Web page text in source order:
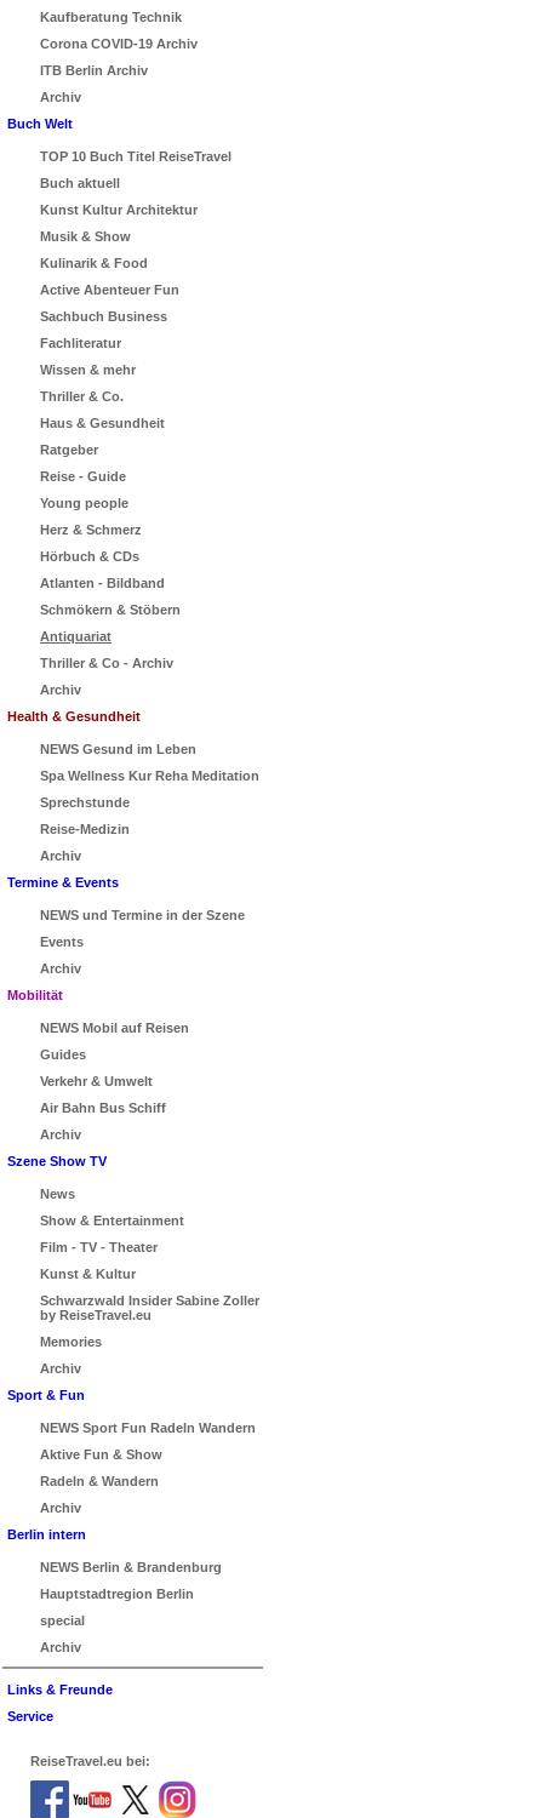
Kaufberatung Technik
Corona COVID-19 Archiv
ITB Berlin Archiv
Archiv
Buch Welt
TOP 10 Buch Titel ReiseTravel
Buch aktuell
Kunst Kultur Architektur
Musik & Show
Kulinarik & Food
Active Abenteuer Fun
Sachbuch Business
Fachliteratur
Wissen & mehr
Thriller & Co.
Haus & Gesundheit
Ratgeber
Reise - Guide
Young people
Herz & Schmerz
Hörbuch & CDs
Atlanten - Bildband
Schmökern & Stöbern
Antiquariat
Thriller & Co - Archiv
Archiv
Health & Gesundheit
NEWS Gesund im Leben
Spa Wellness Kur Reha Meditation
Sprechstunde
Reise-Medizin
Archiv
Termine & Events
NEWS und Termine in der Szene
Events
Archiv
Mobilität
NEWS Mobil auf Reisen
Guides
Verkehr & Umwelt
Air Bahn Bus Schiff
Archiv
Szene Show TV
News
Show & Entertainment
Film - TV - Theater
Kunst & Kultur
Schwarzwald Insider Sabine Zoller
by ReiseTravel.eu
Memories
Archiv
Sport & Fun
NEWS Sport Fun Radeln Wandern
Aktive Fun & Show
Radeln & Wandern
Archiv
Berlin intern
NEWS Berlin & Brandenburg
Hauptstadtregion Berlin
special
Archiv
Links & Freunde
Service
ReiseTravel.eu bei: